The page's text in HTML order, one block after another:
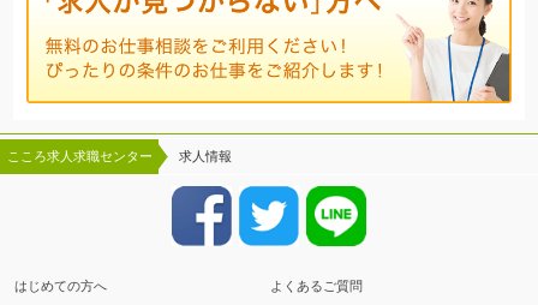
こころ求人求職センター 求人情報
はじめての方へ よくあるご質問